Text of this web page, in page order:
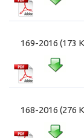
169-2016 (173
168-2016 (276